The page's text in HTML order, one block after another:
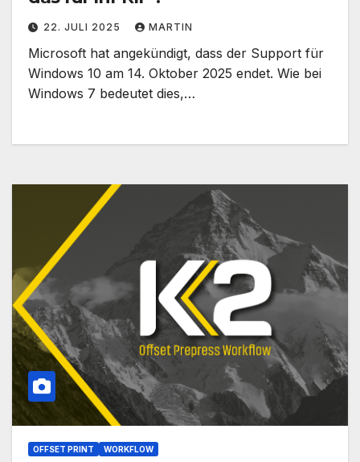
22. JULI 2025 MARTIN
Microsoft hat angekündigt, dass der Support für
Windows 10 am 14. Oktober 2025 endet. Wie bei
Windows 7 bedeutet dies,…
OFFSET PRINT WORKFLOW